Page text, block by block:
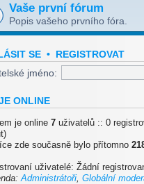
Vaše první fórum
Popis vašeho prvního fóra.
SE • REGISTROVAT
jméno:
ONLINE
je online 7 uživatelů :: 0
zde současně bylo přítomno
uživatelé: Žádní
Administrátoři, Globální